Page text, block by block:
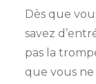
Dès que
savez
pas la
que vous